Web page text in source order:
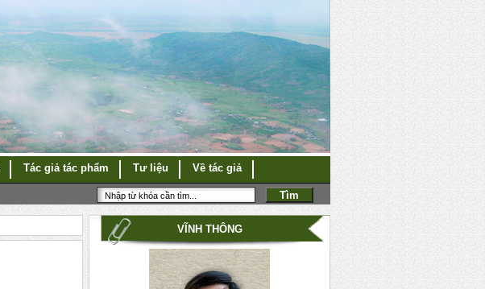
Tác giả tác phẩm Tư liệu Về tác giả
VĨNH THÔNG